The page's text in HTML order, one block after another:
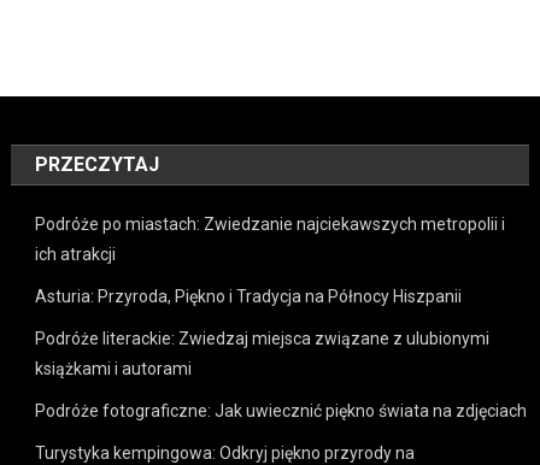
PRZECZYTAJ
Podróże po miastach: Zwiedzanie najciekawszych metropolii i
ich atrakcji
Asturia: Przyroda, Piękno i Tradycja na Północy Hiszpanii
Podróże literackie: Zwiedzaj miejsca związane z ulubionymi
książkami i autorami
Podróże fotograficzne: Jak uwiecznić piękno świata na zdjęciach
Turystyka kempingowa: Odkryj piękno przyrody na